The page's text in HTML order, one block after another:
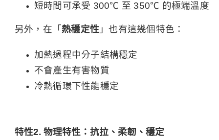
短時間可承受 300℃ 至 350℃ 的極端溫度
另外，在「熱穩定性 」也有這幾個特色：
加熱過程中分子結構穩定
不會產生有害物質
冷熱循環下性能穩定
特性2. 物理特性：抗拉、柔韌、穩定